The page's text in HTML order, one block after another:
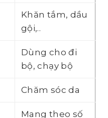
Khăn tắm, dầu
gội,..
Dùng cho đi
bộ, chạy bộ
Chăm sóc da
Mang theo số